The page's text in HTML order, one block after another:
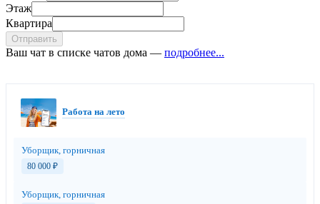
Этаж
Квартира
Отправить
Ваш чат в списке чатов дома — подробнее...
Работа на лето
Уборщик, горничная
80 000 ₽
Уборщик, горничная